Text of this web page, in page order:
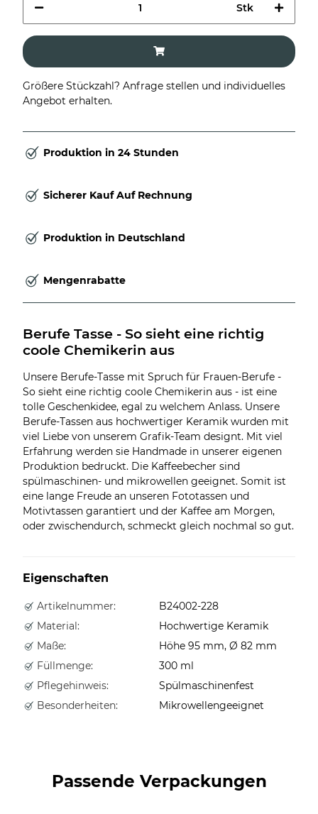
Stk
Größere Stückzahl? Anfrage stellen und individuelles
Angebot erhalten.
Produktion in 24 Stunden
Sicherer Kauf Auf Rechnung
Produktion in Deutschland
Mengenrabatte
Berufe Tasse - So sieht eine richtig
coole Chemikerin aus
Unsere Berufe-Tasse mit Spruch für Frauen-Berufe -
So sieht eine richtig coole Chemikerin aus - ist eine
tolle Geschenkidee, egal zu welchem Anlass. Unsere
Berufe-Tassen aus hochwertiger Keramik wurden mit
viel Liebe von unserem Grafik-Team designt. Mit viel
Erfahrung werden sie Handmade in unserer eigenen
Produktion bedruckt. Die Kaffeebecher sind
spülmaschinen- und mikrowellen geeignet. Somit ist
eine lange Freude an unseren Fototassen und
Motivtassen garantiert und der Kaffee am Morgen,
oder zwischendurch, schmeckt gleich nochmal so gut.
Eigenschaften
Artikelnummer:
B24002-228
Material:
Hochwertige Keramik
Maße:
Höhe 95 mm, Ø 82 mm
Füllmenge:
300 ml
Pflegehinweis:
Spülmaschinenfest
Besonderheiten:
Mikrowellengeeignet
Passende Verpackungen